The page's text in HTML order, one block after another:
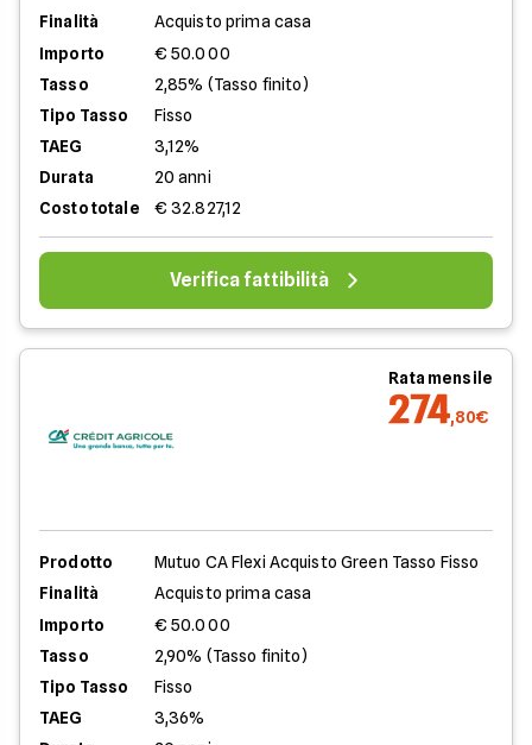
Finalità
Acquisto prima casa
Importo
€ 50.000
Tasso
2,85% (Tasso finito)
Tipo Tasso
Fisso
TAEG
3,12%
Durata
20 anni
Costo totale
€ 32.827,12
Verifica fattibilità
Rata mensile
274,80€
Prodotto
Mutuo CA Flexi Acquisto Green Tasso Fisso
Finalità
Acquisto prima casa
Importo
€ 50.000
Tasso
2,90% (Tasso finito)
Tipo Tasso
Fisso
TAEG
3,36%